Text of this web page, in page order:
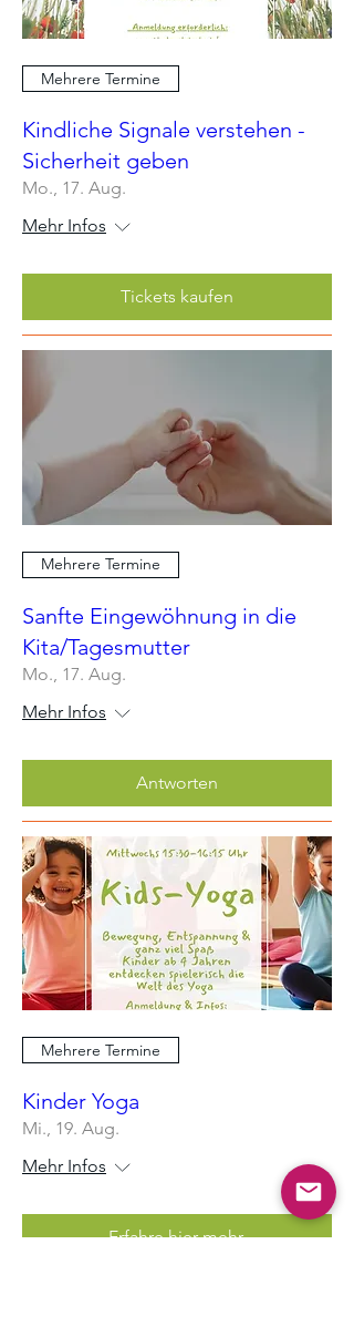
Mehrere Termine
Kindliche Signale verstehen -
Sicherheit geben
Mo., 17. Aug.
Mehr Infos
Tickets kaufen
Mehrere Termine
Sanfte Eingewöhnung in die
Kita/Tagesmutter
Mo., 17. Aug.
Mehr Infos
Antworten
Mehrere Termine
Kinder Yoga
Mi., 19. Aug.
Mehr Infos
Erfahre hier mehr.